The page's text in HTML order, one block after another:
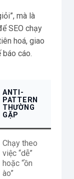
mà là
SEO chạy
hoá, giao
báo cáo.
ANTI-
PATTERN
THƯỜNG
GẶP
Chạy theo
việc “dễ”
hoặc “ồn
ào”